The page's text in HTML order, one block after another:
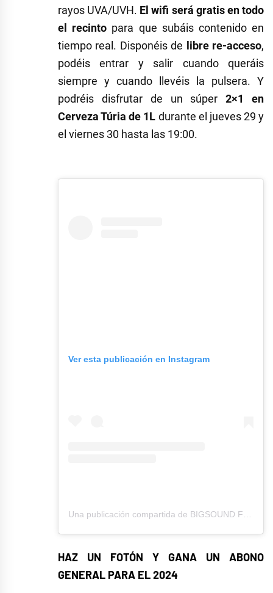
rayos UVA/UVH. El wifi será gratis en todo
el recinto para que subáis contenido en
tiempo real. Disponéis de libre re-acceso,
podéis entrar y salir cuando queráis
siempre y cuando llevéis la pulsera. Y
podréis disfrutar de un súper 2×1 en
Cerveza Túria de 1L durante el jueves 29 y
el viernes 30 hasta las 19:00.
Ver esta publicación en Instagram
Una publicación compartida de BIGSOUND FESTIVAL (@bigsoundfestival)
HAZ UN FOTÓN Y GANA UN ABONO
GENERAL PARA EL 2024